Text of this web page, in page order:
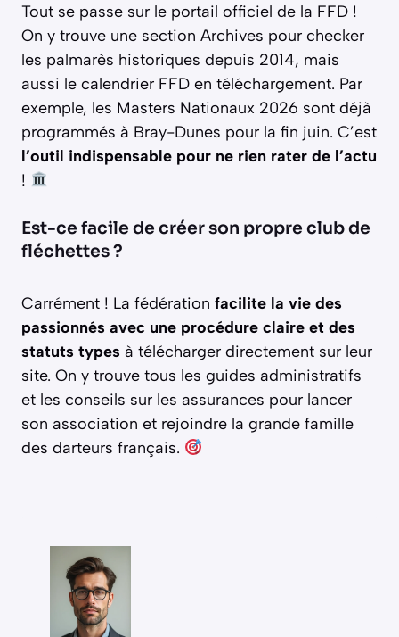
Tout se passe sur le portail officiel de la FFD !
On y trouve une section Archives pour checker
les palmarès historiques depuis 2014, mais
aussi le calendrier FFD en téléchargement. Par
exemple, les Masters Nationaux 2026 sont déjà
programmés à Bray-Dunes pour la fin juin. C’est
l’outil indispensable pour ne rien rater de l’actu
!
Est-ce facile de créer son propre club de
fléchettes ?
Carrément ! La fédération facilite la vie des
passionnés avec une procédure claire et des
statuts types à télécharger directement sur leur
site. On y trouve tous les guides administratifs
et les conseils sur les assurances pour lancer
son association et rejoindre la grande famille
des darteurs français.